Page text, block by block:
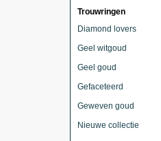
Trouwringen
Diamond lovers
Geel witgoud
Geel goud
Gefaceteerd
Geweven goud
Nieuwe collectie